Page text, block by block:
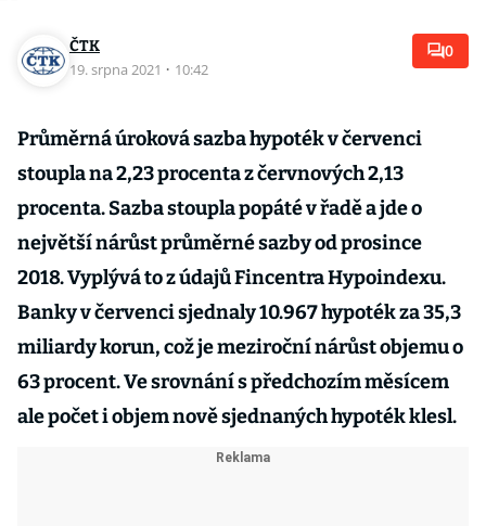
ČTK
19. srpna 2021 · 10:42
0
Průměrná úroková sazba hypoték v červenci
stoupla na 2,23 procenta z červnových 2,13
procenta. Sazba stoupla popáté v řadě a jde o
největší nárůst průměrné sazby od prosince
2018. Vyplývá to z údajů Fincentra Hypoindexu.
Banky v červenci sjednaly 10.967 hypoték za 35,3
miliardy korun, což je meziroční nárůst objemu o
63 procent. Ve srovnání s předchozím měsícem
ale počet i objem nově sjednaných hypoték klesl.